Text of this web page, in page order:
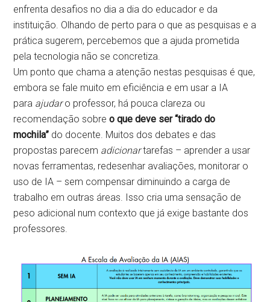
enfrenta desafios no dia a dia do educador e da
instituição. Olhando de perto para o que as pesquisas e a
prática sugerem, percebemos que a ajuda prometida
pela tecnologia não se concretiza.
Um ponto que chama a atenção nestas pesquisas é que,
embora se fale muito em eficiência e em usar a IA
para ajudaro professor, há pouca clareza ou
recomendação sobreo que deve ser “tirado do
mochila” do docente. Muitos dos debates e das
propostas parecem adicionartarefas – aprender a usar
novas ferramentas, redesenhar avaliações, monitorar o
uso de IA – sem compensar diminuindo a carga de
trabalho em outras áreas. Isso cria uma sensação de
peso adicional num contexto que já exige bastante dos
professores.